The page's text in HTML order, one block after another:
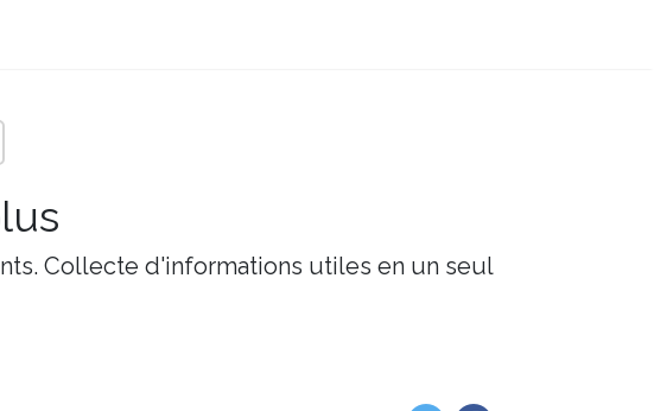
Collecte d'informations utiles en un seul